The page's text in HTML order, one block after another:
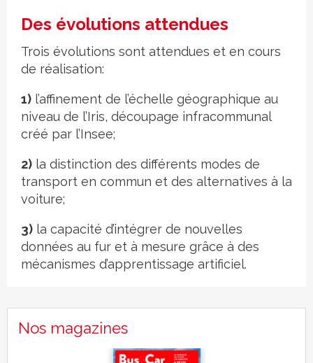
Des évolutions attendues
Trois évolutions sont attendues et en cours
de réalisation:
1) l’affinement de l’échelle géographique au
niveau de l’Iris, découpage infracommunal
créé par l’Insee;
2) la distinction des différents modes de
transport en commun et des alternatives à la
voiture;
3) la capacité d’intégrer de nouvelles
données au fur et à mesure grâce à des
mécanismes d’apprentissage artificiel.
Nos magazines